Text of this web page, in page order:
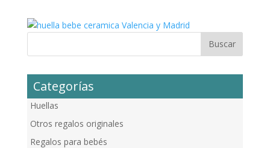
Categorías
Huellas
Otros regalos originales
Regalos para bebés